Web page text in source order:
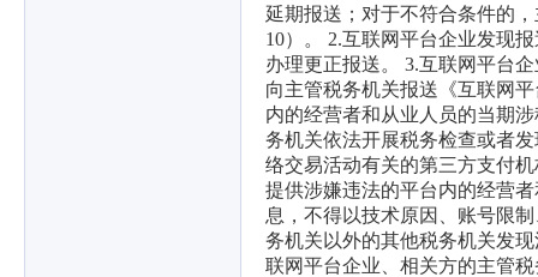
延期报送；对于不符合条件的
10）。 2.互联网平台企业发现
办理更正报送。 3.互联网平台
向主管税务机关报送《互联网
内的经营者和从业人员的当期
务机关依法开展税务检查或者
络交易活动有关的第三方支付
提供涉嫌违法的平台内的经营
息，不得以技术原因、账号限
务机关以外的其他税务机关发
联网平台企业、相关方的主管